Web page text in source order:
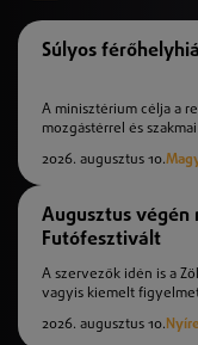
Súlyos
A minisztérium célja a
mozgástérrel és
2026. augusztus 10.
Augusztus végén
Futófesztivált
A szervezők idén is a
vagyis kiemelt
2026. augusztus 10.